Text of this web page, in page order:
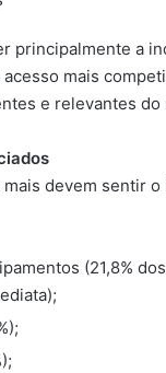
principalmente a
mais
e relevantes do
devem sentir
(21,8%